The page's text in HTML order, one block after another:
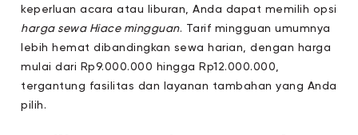
keperluan acara atau liburan, Anda dapat memilih opsi
harga sewa Hiace mingguan. Tarif mingguan umumnya
lebih hemat dibandingkan sewa harian, dengan harga
mulai dari Rp9.000.000 hingga Rp12.000.000,
tergantung fasilitas dan layanan tambahan yang Anda
pilih.